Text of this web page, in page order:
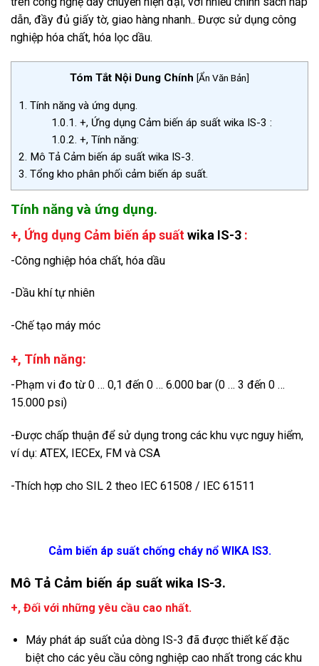
dẫn, đầy đủ giấy tờ, giao hàng nhanh.. Được sử dụng công
nghiệp hóa chất, hóa lọc dầu.
Tóm Tắt Nội Dung Chính [Ẩn Văn Bản]
1. Tính năng và ứng dụng.
1.0.1. +, Ứng dụng Cảm biến áp suất wika IS-3 :
1.0.2. +, Tính năng:
2. Mô Tả Cảm biến áp suất wika IS-3.
3. Tổng kho phân phối cảm biến áp suất.
Tính năng và ứng dụng.
+, Ứng dụng Cảm biến áp suấtwika IS-3 :
-Công nghiệp hóa chất, hóa dầu
-Dầu khí tự nhiên
-Chế tạo máy móc
+, Tính năng:
-Phạm vi đo từ 0 … 0,1 đến 0 … 6.000 bar (0 … 3 đến 0 …
15.000 psi)
-Được chấp thuận để sử dụng trong các khu vực nguy hiểm,
ví dụ: ATEX, IECEx, FM và CSA
-Thích hợp cho SIL 2 theo IEC 61508 / IEC 61511
Cảm biến áp suất chống cháy nổ WIKA IS3.
Mô Tả Cảm biến áp suất wika IS-3.
+, Đối với những yêu cầu cao nhất.
Máy phát áp suất của dòng IS-3 đã được thiết kế đặc
biệt cho các yêu cầu công nghiệp cao nhất trong các khu